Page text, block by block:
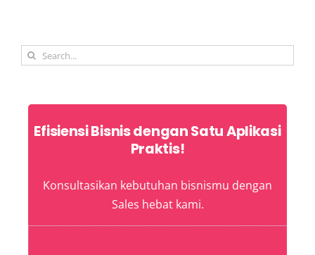
Search
Efisiensi Bisnis dengan Satu Aplikasi
Praktis!
Konsultasikan kebutuhan bisnismu dengan
Sales hebat kami.